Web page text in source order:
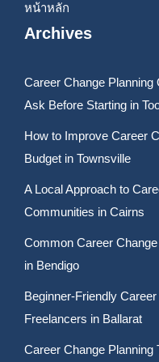
หน้าหลัก
Archives
Career Change
Ask Before Starting in
How to Improve Career
Budget in Townsville
A Local Approach to
Communities in Cairns
Common Career
in Bendigo
Beginner-Friendly
Freelancers in Ballarat
Career Change Planning